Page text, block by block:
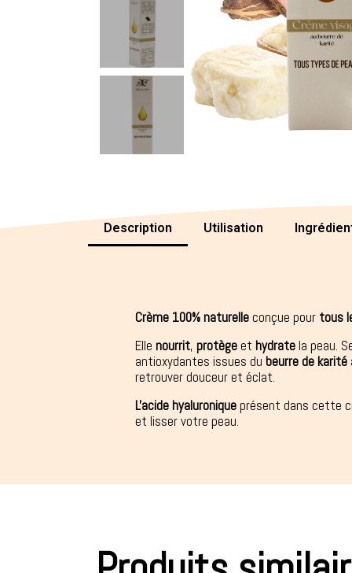
Description Utilisation
Crème 100% naturelleconçue pour tous
Elle nourrit, protègeet hydratela peau.
antioxydantes issues du beurre de karité
retrouver douceur et éclat.
L'acide hyaluroniqueprésent dans cette
et lisser votre peau.